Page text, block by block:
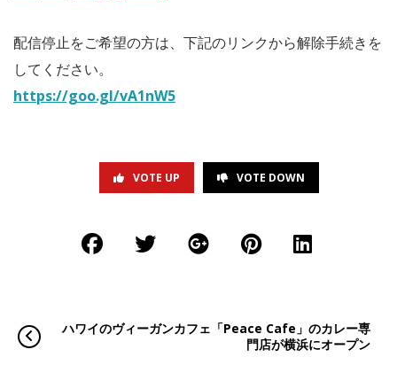
配信停止をご希望の方は、下記のリンクから解除手続きを
してください。
https://goo.gl/vA1nW5
VOTE UP VOTE DOWN
ハワイのヴィーガンカフェ「Peace Cafe」のカレー専
門店が横浜にオープン